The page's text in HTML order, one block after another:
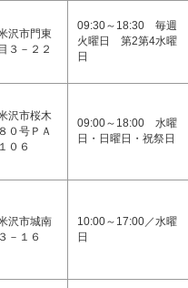
沢市門東
３－２２
09:30～18:30 毎週
火曜日 第2第4水曜
日
沢市桜木
０号ＰＡ
０６
09:00～18:00 水曜
日・日曜日・祝祭日
沢市城南
－１６
10:00～17:00／水曜
日